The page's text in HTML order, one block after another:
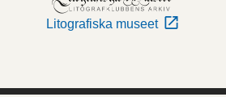
Litografiska museet